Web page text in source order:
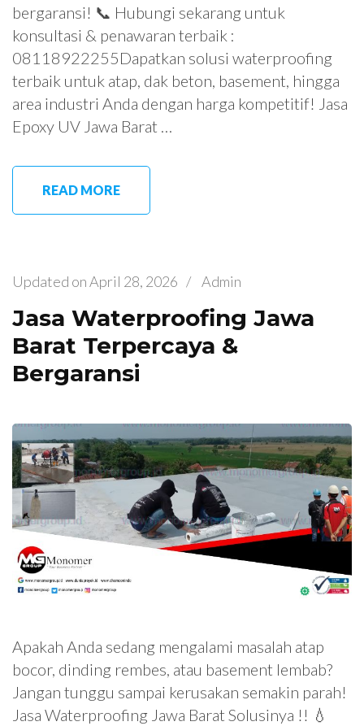
bergaransi! 📞 Hubungi sekarang untuk
konsultasi & penawaran terbaik :
08118922255Dapatkan solusi waterproofing
terbaik untuk atap, dak beton, basement, hingga
area industri Anda dengan harga kompetitif! Jasa
Epoxy UV Jawa Barat …
READ MORE
Updated onApril 28, 2026 / Admin
Jasa Waterproofing Jawa
Barat Terpercaya &
Bergaransi
Apakah Anda sedang mengalami masalah atap
bocor, dinding rembes, atau basement lembab?
Jangan tunggu sampai kerusakan semakin parah!
Jasa Waterproofing Jawa Barat Solusinya !! 💧